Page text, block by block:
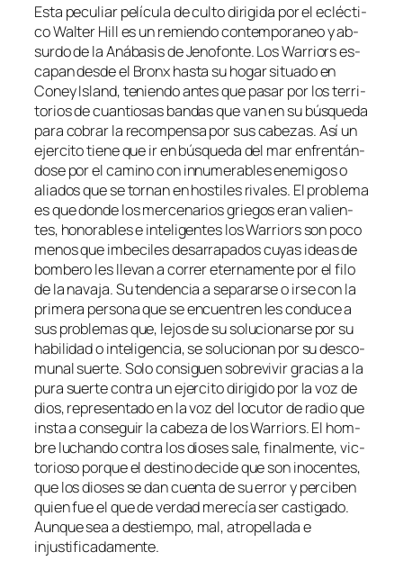
Esta pe­cu­liar pe­lí­cu­la de cul­to di­ri­gi­da por el ecléc­ti­
co Walter Hill es un re­mien­do con­tem­po­ra­neo y ab­
sur­do de la Anábasis de Jenofonte. Los Warriors es­
ca­pan des­de el Bronx has­ta su ho­gar si­tua­do en
Coney Island, te­nien­do an­tes que pa­sar por los te­rri­
to­rios de cuan­tio­sas ban­das que van en su bús­que­da
pa­ra co­brar la re­com­pen­sa por sus ca­be­zas. Así un
ejer­ci­to tie­ne que ir en bús­que­da del mar en­fren­tán­
do­se por el ca­mino con in­nu­me­ra­bles enemi­gos o
alia­dos que se tor­nan en hos­ti­les ri­va­les. El pro­ble­ma
es que don­de los mer­ce­na­rios grie­gos eran va­lien­
tes, ho­no­ra­bles e in­te­li­gen­tes los Warriors son po­co
me­nos que im­be­ci­les des­arra­pa­dos cu­yas ideas de
bom­be­ro les lle­van a co­rrer eter­na­men­te por el fi­lo
de la na­va­ja. Su ten­den­cia a se­pa­rar­se o ir­se con la
pri­me­ra per­so­na que se en­cuen­tren les con­du­ce a
sus pro­ble­mas que, le­jos de su so­lu­cio­nar­se por su
ha­bi­li­dad o in­te­li­gen­cia, se so­lu­cio­nan por su des­co­
mu­nal suer­te. Solo con­si­guen so­bre­vi­vir gra­cias a la
pu­ra suer­te con­tra un ejer­ci­to di­ri­gi­do por la voz de
dios, re­pre­sen­ta­do en la voz del lo­cu­tor de ra­dio que
ins­ta a con­se­guir la ca­be­za de los Warriors. El hom­
bre lu­chan­do con­tra los dio­ses sa­le, fi­nal­men­te, vic­
to­rio­so por­que el des­tino de­ci­de que son ino­cen­tes,
que los dio­ses se dan cuen­ta de su error y per­ci­ben
quien fue el que de ver­dad me­re­cía ser cas­ti­ga­do.
Aunque sea a des­tiem­po, mal, atro­pe­lla­da e
injustificadamente.